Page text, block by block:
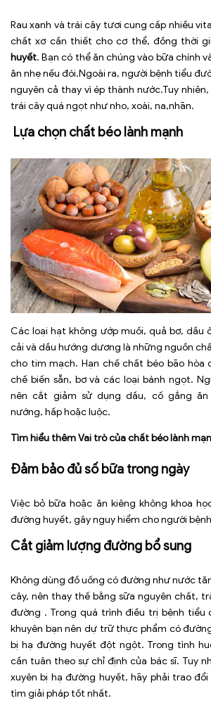
Rau xanh và trái cây tươi cung cấp nhiều
chất xơ cần thiết cho cơ thể, đồng thời
huyết. Bạn có thể ăn chúng vào bữa chính
ăn nhẹ nếu đói.Ngoài ra, người bệnh tiểu
nguyên cả thay vì ép thành nước.Tuy
trái cây quá ngọt như nho, xoài, na,nhãn.
Lựa chọn chất béo lành mạnh
Các loại hạt không ướp muối, quả bơ, dầu
cải và dầu hướng dương là những nguồn
cho tim mạch. Hạn chế chất béo bão
chế biến sẵn, bơ và các loại bánh ngọt.
nên cắt giảm sử dụng dầu, cố gắng ăn
nướng, hấp hoặc luộc.
Tìm hiểu thêmVai trò của chất béo lành
Đảm bảo đủ số bữa trong ngày
Việc bỏ bữa hoặc ăn kiêng không khoa
đường huyết, gây nguy hiểm cho người
Cắt giảm lượng đường bổ sung
Không dùng đồ uống có đường như nước
cây, nên thay thế bằng sữa nguyên chất,
đường . Trong quá trình điều trị bệnh tiểu
khuyên bạn nên dự trữ thực phẩm có
bị hạ đường huyết đột ngột. Trong tình
cần tuân theo sự chỉ định của bác sĩ. Tuy
xuyên bị hạ đường huyết, hãy phải trao
tìm giải pháp tốt nhất.